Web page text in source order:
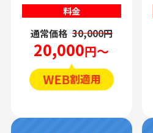
料金
通常価格 30,000円
20,000円～